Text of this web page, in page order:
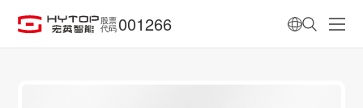
股票
代码 001266